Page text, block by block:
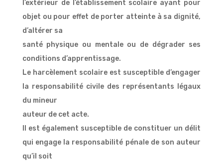
l’extérieur de l’établissement scolaire ayant pour
objet ou pour effet de porter atteinte à sa dignité,
d’altérer sa
santé physique ou mentale ou de dégrader ses
conditions d’apprentissage.
Le harcèlement scolaire est susceptible d’engager
la responsabilité civile des représentants légaux
du mineur
auteur de cet acte.
Il est également susceptible de constituer un délit
qui engage la responsabilité pénale de son auteur
qu’il soit